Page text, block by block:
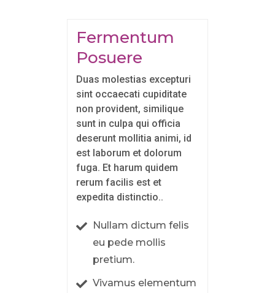
Fermentum
Posuere
Duas molestias excepturi
sint occaecati cupiditate
non provident, similique
sunt in culpa qui officia
deserunt mollitia animi, id
est laborum et dolorum
fuga. Et harum quidem
rerum facilis est et
expedita distinctio..
Nullam dictum felis
eu pede mollis
pretium.
Vivamus elementum